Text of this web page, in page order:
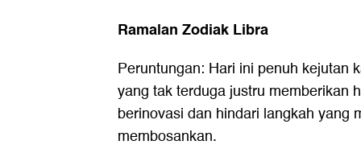
Ramalan Zodiak Libra
Peruntungan: Hari ini penuh kejutan
yang tak terduga justru memberikan
berinovasi dan hindari langkah yang
membosankan.